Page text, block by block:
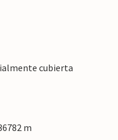
cubierta
m